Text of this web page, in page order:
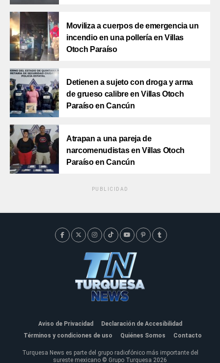
Moviliza a cuerpos de emergencia un
incendio en una pollería en Villas
Otoch Paraíso
Detienen a sujeto con droga y arma
de grueso calibre en Villas Otoch
Paraíso en Cancún
Atrapan a una pareja de
narcomenudistas en Villas Otoch
Paraíso en Cancún
PUBLICIDAD
Aviso de Privacidad
Declaración de Accesibilidad
Términos y condiciones de uso
Quiénes Somos Contacto
Turquesa News es parte del grupo radiofónico más importante del
sureste mexicano © Grupo Turquesa 2026